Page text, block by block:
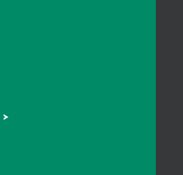
>